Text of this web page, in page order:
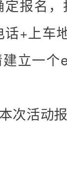
报名
+上车
立一个
次活动